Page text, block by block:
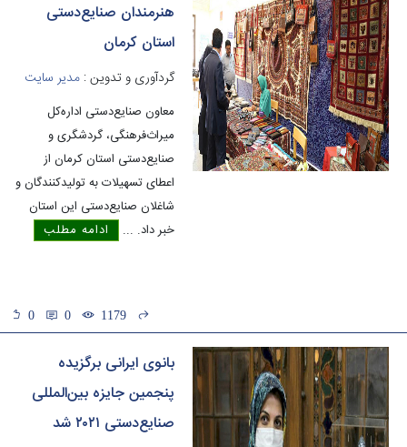
هنرمندان صنایع‌دستی
استان کرمان
گردآوری و تدوین :مدیر سایت
معاون صنایع‌دستی اداره‌کل
میراث‌فرهنگی، گردشگری و
صنایع‌دستی استان کرمان از
اعطای تسهیلات به تولیدکنندگان و
شاغلان صنایع‌دستی این استان
خبر داد.... ادامه مطلب
1179
0
0
بانوی ایرانی برگزیده
پنجمین جایزه بین‌المللی
صنایع‌دستی ۲۰۲۱ شد